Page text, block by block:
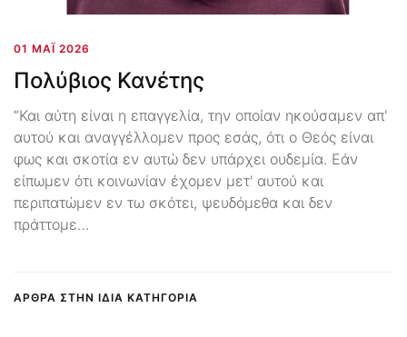
01 ΜΆΙ 2026
Πολύβιος Κανέτης
“Και αύτη είναι η επαγγελία, την οποίαν ηκούσαμεν απ'
αυτού και αναγγέλλομεν προς εσάς, ότι ο Θεός είναι
φως και σκοτία εν αυτώ δεν υπάρχει ουδεμία. Εάν
είπωμεν ότι κοινωνίαν έχομεν μετ' αυτού και
περιπατώμεν εν τω σκότει, ψευδόμεθα και δεν
πράττομε…
ΑΡΘΡΑ ΣΤΗΝ ΙΔΙΑ ΚΑΤΗΓΟΡΙΑ